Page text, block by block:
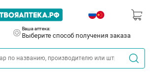
Ваша аптека:
Выберите способ получения заказа